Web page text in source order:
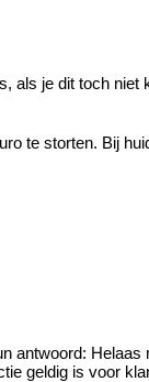
als je dit toch
te storten. Bij
antwoord:
geldig is voor